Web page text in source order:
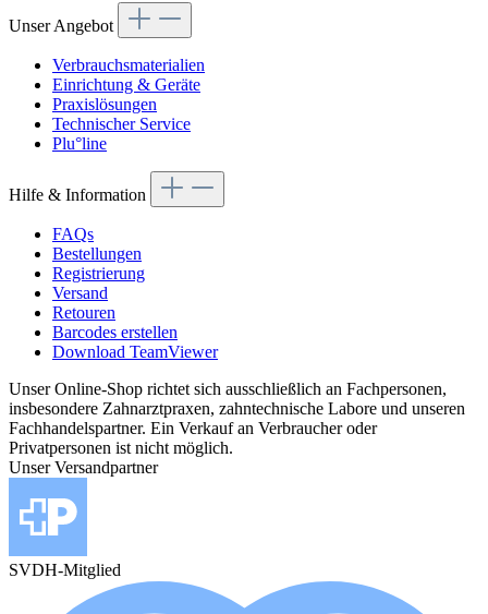
Unser Angebot
Verbrauchsmaterialien
Einrichtung & Geräte
Praxislösungen
Technischer Service
Plu°line
Hilfe & Information
FAQs
Bestellungen
Registrierung
Versand
Retouren
Barcodes erstellen
Download TeamViewer
Unser Online-Shop richtet sich ausschließlich an Fachpersonen,
insbesondere Zahnarztpraxen, zahntechnische Labore und unseren
Fachhandelspartner. Ein Verkauf an Verbraucher oder
Privatpersonen ist nicht möglich.
Unser Versandpartner
SVDH-Mitglied